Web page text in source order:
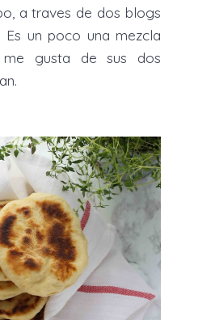
a traves de dos blogs
Es un poco una mezcla
gusta de sus dos